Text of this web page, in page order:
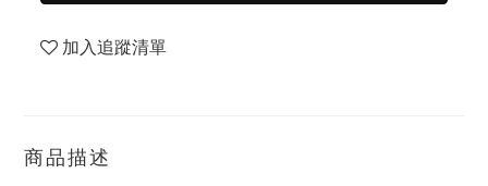
加入追蹤清單
商品描述